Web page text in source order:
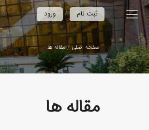
ورود / ثبت نام
صفحه اصلی مقاله ها
مقاله ها